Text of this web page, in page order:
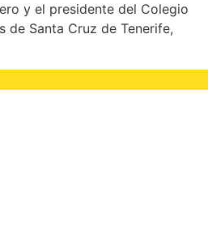
y el presidente del Colegio
de Santa Cruz de Tenerife,